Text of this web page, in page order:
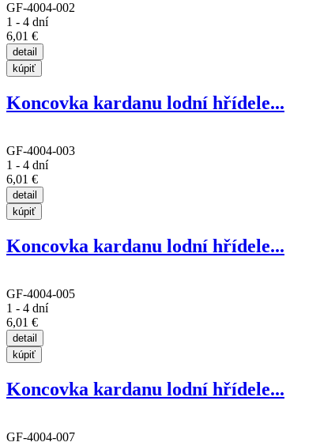
GF-4004-002
1 - 4 dní
6,01 €
Koncovka kardanu lodní hřídele...
GF-4004-003
1 - 4 dní
6,01 €
Koncovka kardanu lodní hřídele...
GF-4004-005
1 - 4 dní
6,01 €
Koncovka kardanu lodní hřídele...
GF-4004-007